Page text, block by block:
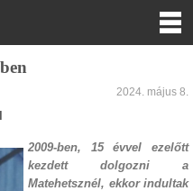
2024. május 8.
2009-ben, 15 évvel ezelőtt
kezdett dolgozni a
Matehetsznél, ekkor indultak